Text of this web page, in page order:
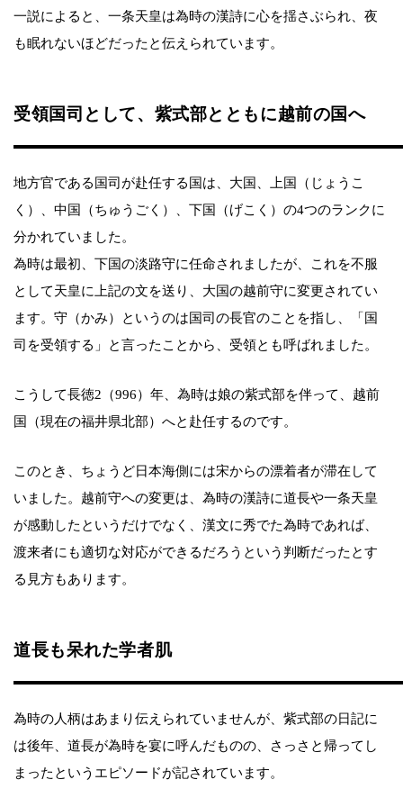
一説によると、一条天皇は為時の漢詩に心を揺さぶられ、夜
も眠れないほどだったと伝えられています。
受領国司として、紫式部とともに越前の国へ
地方官である国司が赴任する国は、大国、上国（じょうこ
く）、中国（ちゅうごく）、下国（げこく）の4つのランクに
分かれていました。
為時は最初、下国の淡路守に任命されましたが、これを不服
として天皇に上記の文を送り、大国の越前守に変更されてい
ます。守（かみ）というのは国司の長官のことを指し、「国
司を受領する」と言ったことから、受領とも呼ばれました。
こうして長徳2（996）年、為時は娘の紫式部を伴って、越前
国（現在の福井県北部）へと赴任するのです。
このとき、ちょうど日本海側には宋からの漂着者が滞在して
いました。越前守への変更は、為時の漢詩に道長や一条天皇
が感動したというだけでなく、漢文に秀でた為時であれば、
渡来者にも適切な対応ができるだろうという判断だったとす
る見方もあります。
道長も呆れた学者肌
為時の人柄はあまり伝えられていませんが、紫式部の日記に
は後年、道長が為時を宴に呼んだものの、さっさと帰ってし
まったというエピソードが記されています。